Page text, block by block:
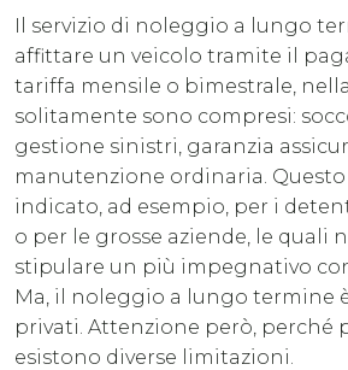
Il servizio di noleggio a lungo
affittare un veicolo tramite il
tariffa mensile o bimestrale,
solitamente sono compresi:
gestione sinistri, garanzia
manutenzione ordinaria.
indicato, ad esempio, per i
o per le grosse aziende, le quali
stipulare un più impegnativo
Ma, il noleggio a lungo termine
privati. Attenzione però, perché
esistono diverse limitazioni.